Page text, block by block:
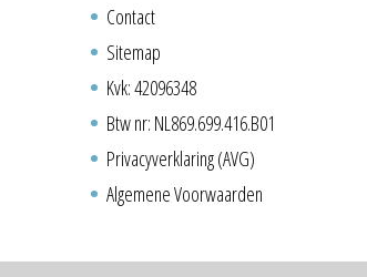
Contact
Sitemap
Kvk: 42096348
Btw nr: NL869.699.416.B01
Privacyverklaring (AVG)
Algemene Voorwaarden